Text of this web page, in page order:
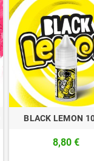
BLACK LEMON
8,80 €